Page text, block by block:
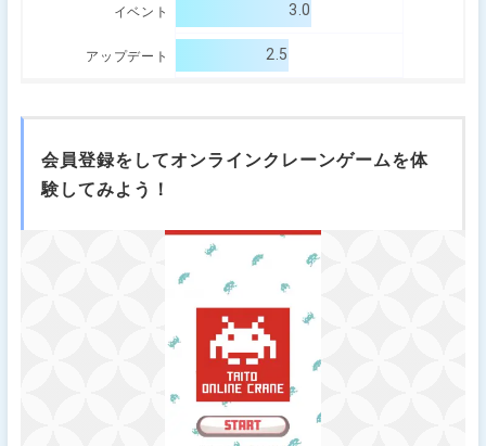
イベント 3.0
アップデート 2.5
会員登録をしてオンラインクレーンゲームを体
験してみよう！